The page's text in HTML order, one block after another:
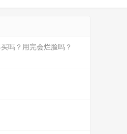
吗？用完会烂脸吗？